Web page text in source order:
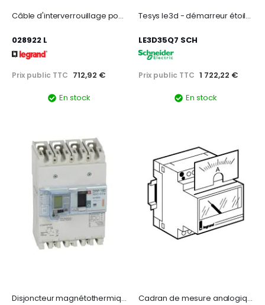
Câble d'interverrouillage pour DMX³ - longueur 3,6m
028922 L
Prix public TTC 712,92 €
En stock
Tesys le3d - démarreur étoile triangle en coffret - 30kw - bobine 380vca
LE3D35Q7 SCH
Prix public TTC 1 722,22 €
En stock
Disjoncteur magnétothermique différentiel DPX³160 Icu 25kA 400V~ - 4P - 63A Cadran de mesure analogique pour ampèremètre référence 004600 - 0A à 50A